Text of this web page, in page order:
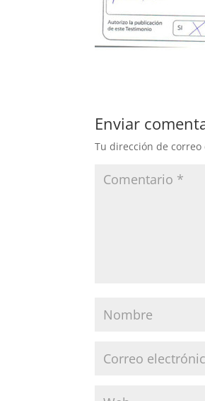
Enviar
Tu dirección de